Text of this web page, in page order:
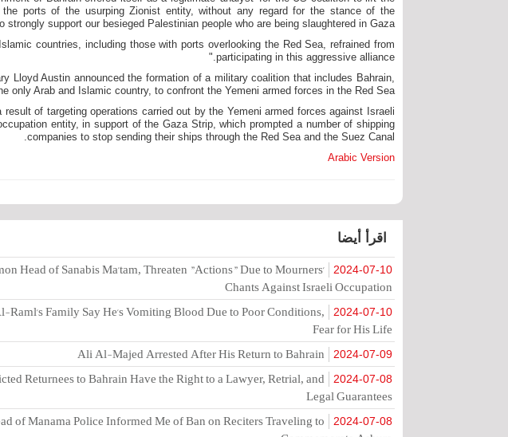
the ports of the usurping Zionist entity, without any regard for the stance of the
strongly support our besieged Palestinian people who are being slaughtered in Gaza."
countries, including those with ports overlooking the Red Sea, refrained from
participating in this aggressive alliance."
Lloyd Austin announced the formation of a military coalition that includes Bahrain,
only Arab and Islamic country, to confront the Yemeni armed forces in the Red Sea.
of targeting operations carried out by the Yemeni armed forces against Israeli
entity, in support of the Gaza Strip, which prompted a number of shipping
companies to stop sending their ships through the Red Sea and the Suez Canal.
Arabic Version
اقرأ أيضا
2024-07-10
Head of Sanabis Ma'tam, Threaten "Actions" Due to Mourners'
Chants Against Israeli Occupation
2024-07-10
Raml's Family Say He's Vomiting Blood Due to Poor Conditions,
Fear for His Life
2024-07-09
Ali Al-Majed Arrested After His Return to Bahrain
2024-07-08
Returnees to Bahrain Have the Right to a Lawyer, Retrial, and
Legal Guarantees
2024-07-08
of Manama Police Informed Me of Ban on Reciters Traveling to